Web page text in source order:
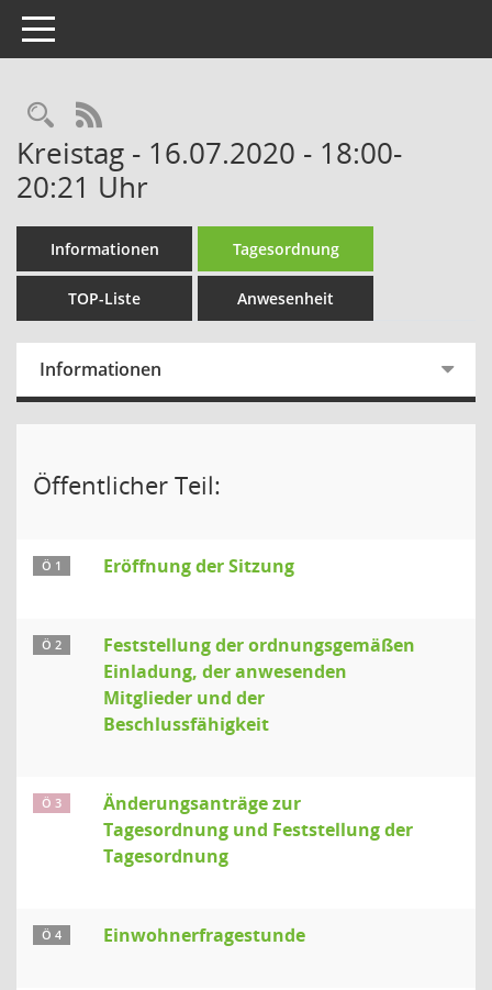
Toggle navigation
Rechercheauswahl
RSS-Feed
Kreistag - 16.07.2020 - 18:00-
20:21 Uhr
Informationen Tagesordnung
TOP-Liste Anwesenheit
Informationen
Öffentlicher Teil:
Ö 1 Eröffnung der Sitzung
Ö 2
Feststellung der ordnungsgemäßen
Einladung, der anwesenden
Mitglieder und der
Beschlussfähigkeit
Ö 3
Änderungsanträge zur
Tagesordnung und Feststellung der
Tagesordnung
Ö 4 Einwohnerfragestunde